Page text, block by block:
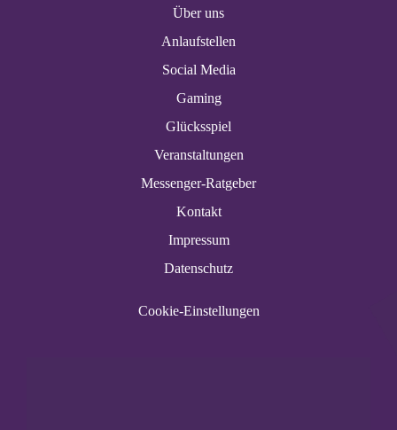
Über uns
Anlaufstellen
Social Media
Gaming
Glücksspiel
Veranstaltungen
Messenger-Ratgeber
Kontakt
Impressum
Datenschutz
Cookie-Einstellungen